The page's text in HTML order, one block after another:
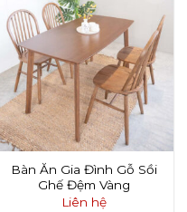
Bàn Ăn Gia Đình Gỗ Sồi
Ghế Đệm Vàng
Liên hệ